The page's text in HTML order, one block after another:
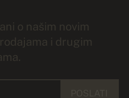
o našim novim
i drugim